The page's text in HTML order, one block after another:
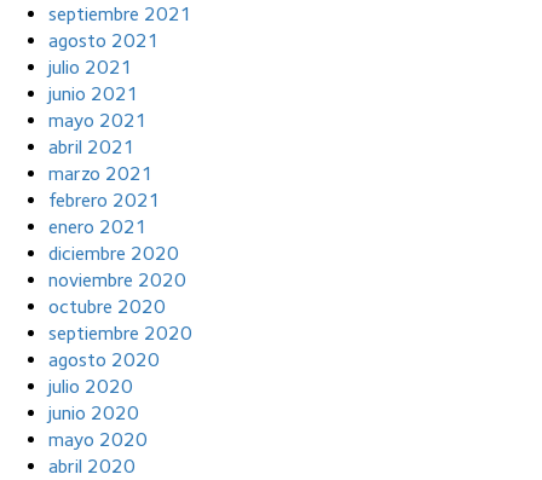
septiembre 2021
agosto 2021
julio 2021
junio 2021
mayo 2021
abril 2021
marzo 2021
febrero 2021
enero 2021
diciembre 2020
noviembre 2020
octubre 2020
septiembre 2020
agosto 2020
julio 2020
junio 2020
mayo 2020
abril 2020